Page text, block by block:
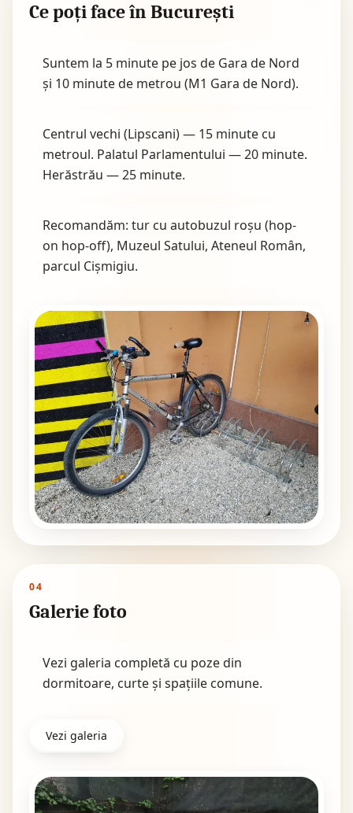
Ce poți face în București
Suntem la 5 minute pe jos de Gara de Nord
și 10 minute de metrou (M1 Gara de Nord).
Centrul vechi (Lipscani) — 15 minute cu
metroul. Palatul Parlamentului — 20 minute.
Herăstrău — 25 minute.
Recomandăm: tur cu autobuzul roșu (hop-
on hop-off), Muzeul Satului, Ateneul Român,
parcul Cișmigiu.
04
Galerie foto
Vezi galeria completă cu poze din
dormitoare, curte și spațiile comune.
Vezi galeria